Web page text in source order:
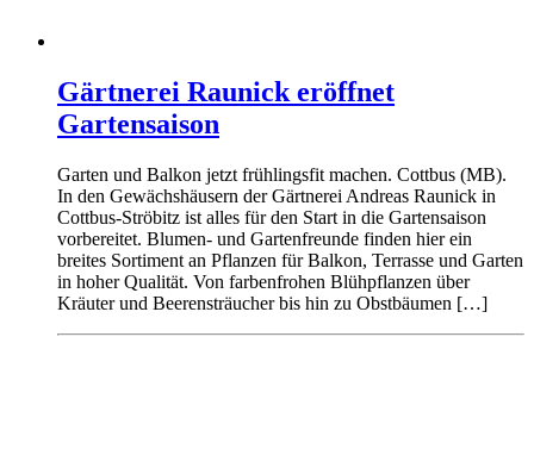
Gärtnerei Raunick eröffnet
Gartensaison
Garten und Balkon jetzt frühlingsfit machen. Cottbus (MB).
In den Gewächshäusern der Gärtnerei Andreas Raunick in
Cottbus-Ströbitz ist alles für den Start in die Gartensaison
vorbereitet. Blumen- und Gartenfreunde finden hier ein
breites Sortiment an Pflanzen für Balkon, Terrasse und Garten
in hoher Qualität. Von farbenfrohen Blühpflanzen über
Kräuter und Beerensträucher bis hin zu Obstbäumen […]